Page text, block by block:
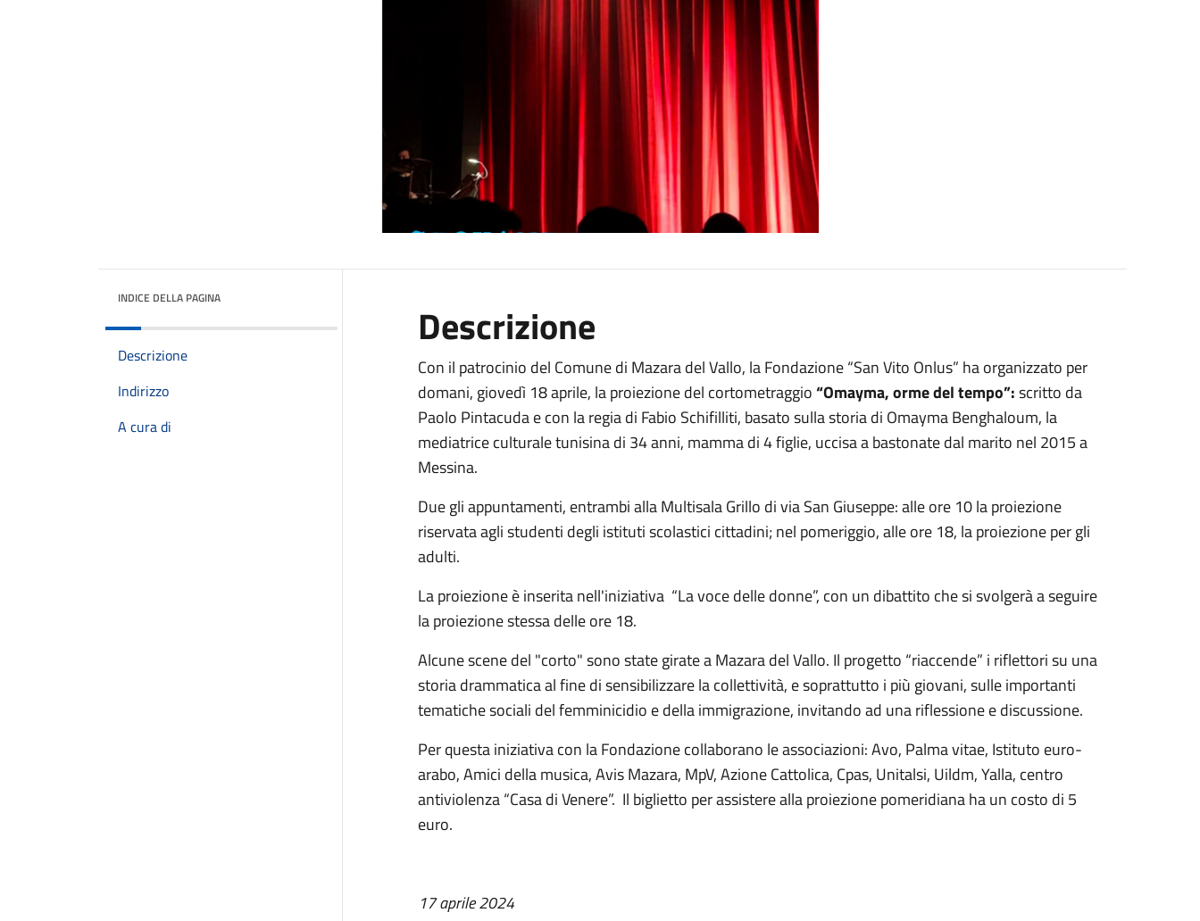
INDICE DELLA PAGINA
Descrizione
Indirizzo
A cura di
Descrizione
Con il patrocinio del Comune di Mazara del Vallo, la Fondazione “San Vito Onlus” ha organizzato per
domani, giovedì 18 aprile, la proiezione del cortometraggio“Omayma, orme del tempo”:scritto da
Paolo Pintacuda e con la regia di Fabio Schifilliti, basato sulla storia di Omayma Benghaloum, la
mediatrice culturale tunisina di 34 anni, mamma di 4 figlie, uccisa a bastonate dal marito nel 2015 a
Messina.
Due gli appuntamenti, entrambi alla Multisala Grillo di via San Giuseppe: alle ore 10 la proiezione
riservata agli studenti degli istituti scolastici cittadini; nel pomeriggio, alle ore 18, la proiezione per gli
adulti.
La proiezione è inserita nell'iniziativa “La voce delle donne”, con un dibattito che si svolgerà a seguire
la proiezione stessa delle ore 18.
Alcune scene del "corto" sono state girate a Mazara del Vallo. Il progetto “riaccende” i riflettori su una
storia drammatica al fine di sensibilizzare la collettività, e soprattutto i più giovani, sulle importanti
tematiche sociali del femminicidio e della immigrazione, invitando ad una riflessione e discussione.
Per questa iniziativa con la Fondazione collaborano le associazioni: Avo, Palma vitae, Istituto euro-
arabo, Amici della musica, Avis Mazara, MpV, Azione Cattolica, Cpas, Unitalsi, Uildm, Yalla, centro
antiviolenza “Casa di Venere”. Il biglietto per assistere alla proiezione pomeridiana ha un costo di 5
euro.
17 aprile 2024